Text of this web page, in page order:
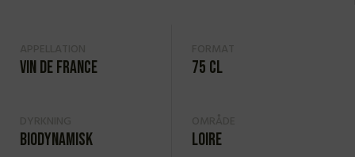
Vin de France 75 cl
Biodynamisk Loire